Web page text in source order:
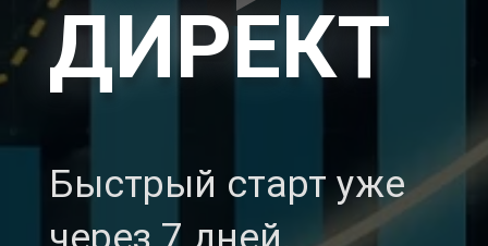
ДИРЕКТ
Быстрый старт уже